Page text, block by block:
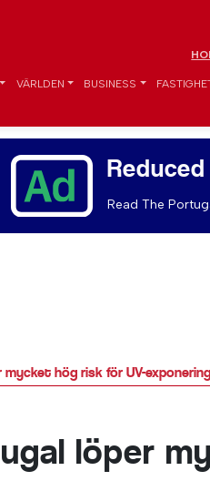
VÄRLDEN BUSINESS
Read The
hög risk för UV-exponering
löper